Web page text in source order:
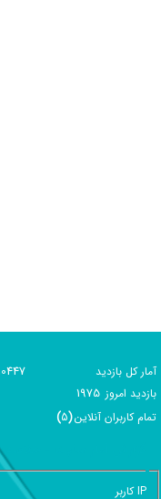
آمار کل بازدید
بازديد امروز 1975
تمام کاربران آنلاين(
5
)
IP کاربر